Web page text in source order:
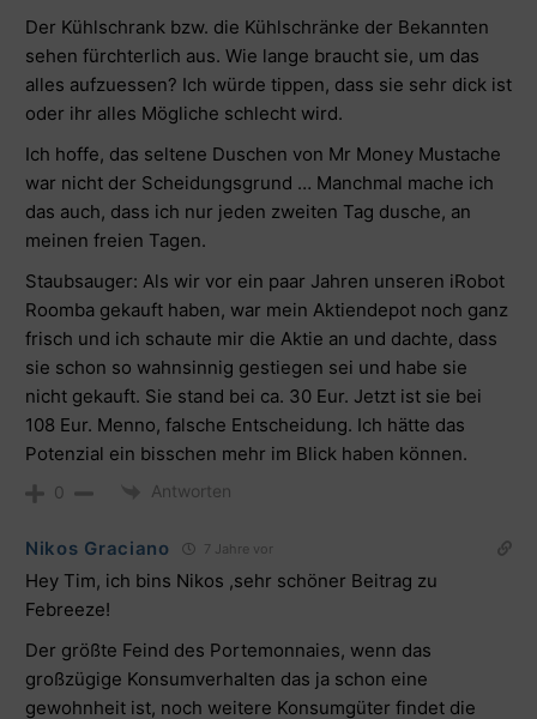
Der Kühlschrank bzw. die Kühlschränke der Bekannten
sehen fürchterlich aus. Wie lange braucht sie, um das
alles aufzuessen? Ich würde tippen, dass sie sehr dick ist
oder ihr alles Mögliche schlecht wird.
Ich hoffe, das seltene Duschen von Mr Money Mustache
war nicht der Scheidungsgrund … Manchmal mache ich
das auch, dass ich nur jeden zweiten Tag dusche, an
meinen freien Tagen.
Staubsauger: Als wir vor ein paar Jahren unseren iRobot
Roomba gekauft haben, war mein Aktiendepot noch ganz
frisch und ich schaute mir die Aktie an und dachte, dass
sie schon so wahnsinnig gestiegen sei und habe sie
nicht gekauft. Sie stand bei ca. 30 Eur. Jetzt ist sie bei
108 Eur. Menno, falsche Entscheidung. Ich hätte das
Potenzial ein bisschen mehr im Blick haben können.
0 Antworten
Nikos Graciano 7 Jahre vor
Hey Tim, ich bins Nikos ,sehr schöner Beitrag zu
Febreeze!
Der größte Feind des Portemonnaies, wenn das
großzügige Konsumverhalten das ja schon eine
gewohnheit ist, noch weitere Konsumgüter findet die